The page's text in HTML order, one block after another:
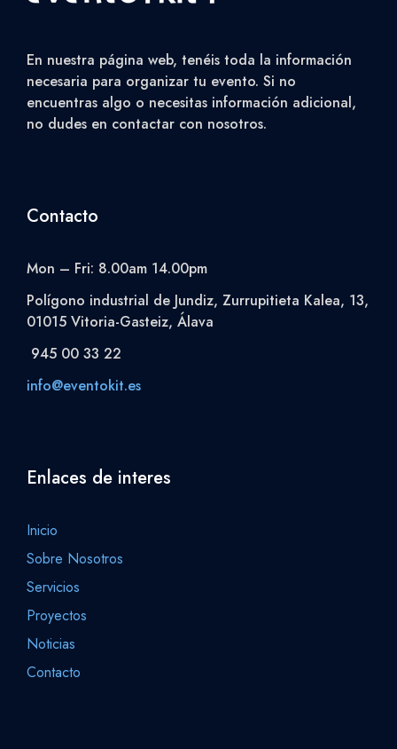
En nuestra página web, tenéis toda la información
necesaria para organizar tu evento. Si no
encuentras algo o necesitas información adicional,
no dudes en contactar con nosotros.
Contacto
Mon – Fri: 8.00am 14.00pm
Polígono industrial de Jundiz, Zurrupitieta Kalea, 13,
01015 Vitoria-Gasteiz, Álava
945 00 33 22
info@eventokit.es
Enlaces de interes
Inicio
Sobre Nosotros
Servicios
Proyectos
Noticias
Contacto